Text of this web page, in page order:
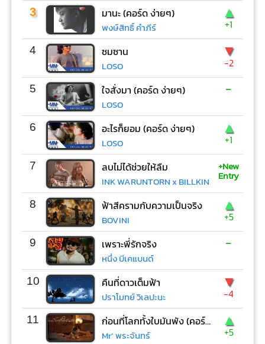
3 มานะ (คอร์ด ง่ายๆ)
พงษ์สิทธิ์ คำภีร์
▲
+1
4 ซมซาน
LOSO
▼
-2
5 ใจสั่งมา (คอร์ด ง่ายๆ)
LOSO
-
6 อะไรก็ยอม (คอร์ด ง่ายๆ)
LOSO
▲
+1
7 ลบไม่ได้ช่วยให้ลืม
INK WARUNTORN x BILLKIN
+New
Entry
8 ฟ้าสีครามกับความเป็นจริง
BOVINI
▲
+5
9 เพราะพี่รักจริง
หนึ่ง บีเคแบนด์
-
10 คืนที่ดาวเต็มฟ้า
ปราโมทย์ วิเลปะนะ
▼
-4
11 ก่อนที่โลกทั้งใบมันพัง (คอร์ด ง่ายๆ)
Mr’ พระจันทร์
▲
+5